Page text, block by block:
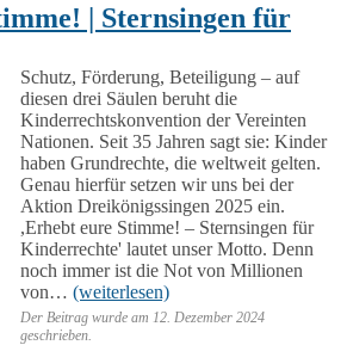
| Sternsingen für
Schutz, Förderung, Beteiligung – auf
diesen drei Säulen beruht die
Kinderrechtskonvention der Vereinten
Nationen. Seit 35 Jahren sagt sie: Kinder
haben Grundrechte, die weltweit gelten.
Genau hierfür setzen wir uns bei der
Aktion Dreikönigssingen 2025 ein.
,Erhebt eure Stimme! – Sternsingen für
Kinderrechte' lautet unser Motto. Denn
noch immer ist die Not von Millionen
von… (weiterlesen)
Der Beitrag wurde am 12. Dezember 2024
geschrieben.